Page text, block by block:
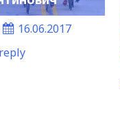
16.06.2017